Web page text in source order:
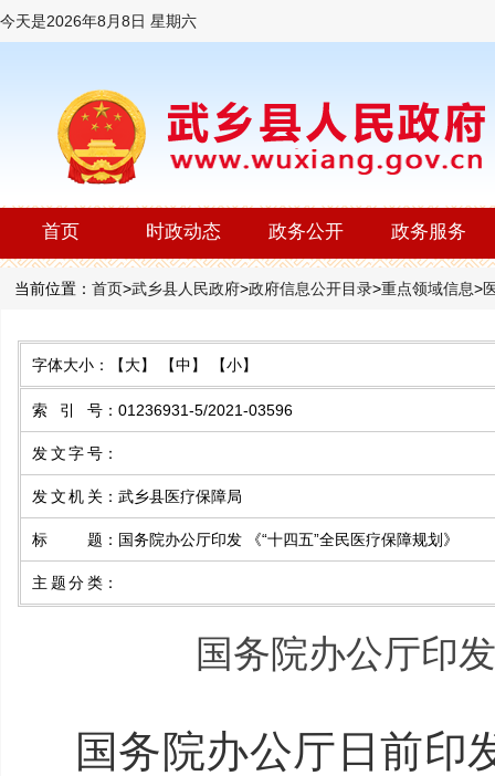
今天是2026年8月8日 星期六
首页 时政动态 政务公开 政务服务
当前位置： 首页>武乡县人民政府>政府信息公开目录>重点领域信息>
字体大小： 【大】 【中】 【小】
索 引 号 ： 01236931-5/2021-03596
发文字号 ：
发文机关 ： 武乡县医疗保障局
标 题 ： 国务院办公厅印发 《“十四五”全民医疗保障规划》
主题分类 ：
国务院办公厅印
国务院办公厅日前印